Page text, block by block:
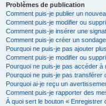
Problèmes de publication
Comment puis-je publier un
Comment puis-je modifier ou
Comment puis-je insérer une
Comment puis-je créer un
Pourquoi ne puis-je pas ajouter
Comment puis-je modifier ou
Pourquoi ne puis-je pas accéder à
Pourquoi ne puis-je pas transférer
Pourquoi ai-je reçu un
Comment puis-je rapporter des
À quoi sert le bouton « Enregistrer